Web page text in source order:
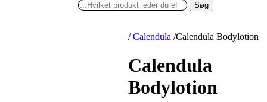
Søg
/ Calendula /Calendula Bodylotion
Calendula
Bodylotion